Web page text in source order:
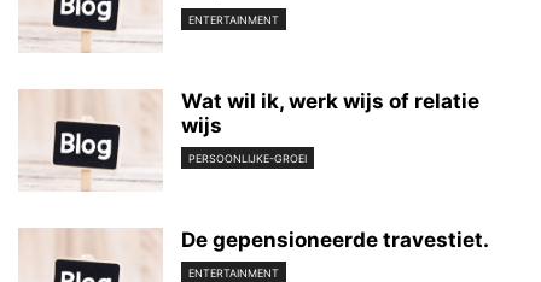
ENTERTAINMENT
Wat wil ik, werk wijs of relatie
wijs
PERSOONLIJKE-GROEI
De gepensioneerde travestiet.
ENTERTAINMENT